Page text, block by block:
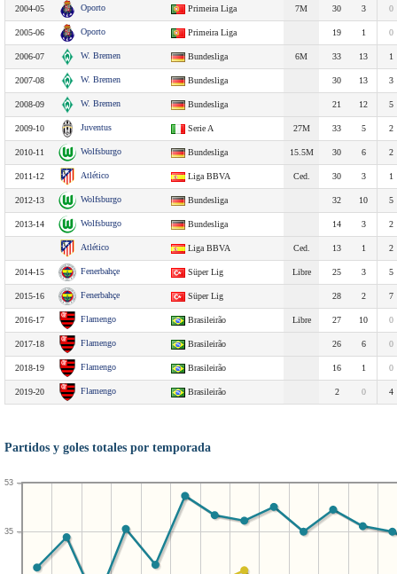
2004-05 Oporto Primeira Liga 7M 30 3 0
2005-06 Oporto Primeira Liga 19 1 0
2006-07 W. Bremen Bundesliga 6M 33 13 1
2007-08 W. Bremen Bundesliga 30 13 3
2008-09 W. Bremen Bundesliga 21 12 5
2009-10 Juventus Serie A 27M 33 5 2
2010-11 Wolfsburgo Bundesliga 15.5M 30 6 2
2011-12 Atlético Liga BBVA Ced. 30 3 1
2012-13 Wolfsburgo Bundesliga 32 10 5
2013-14 Wolfsburgo Bundesliga 14 3 2
Atlético Liga BBVA Ced. 13 1 2
2014-15 Fenerbahçe Süper Lig Libre 25 3 5
2015-16 Fenerbahçe Süper Lig 28 2 7
2016-17 Flamengo Brasileirão Libre 27 10 0
2017-18 Flamengo Brasileirão 26 6 0
2018-19 Flamengo Brasileirão 16 1 0
2019-20 Flamengo Brasileirão 2 0 4
Partidos y goles totales por temporada
35
53